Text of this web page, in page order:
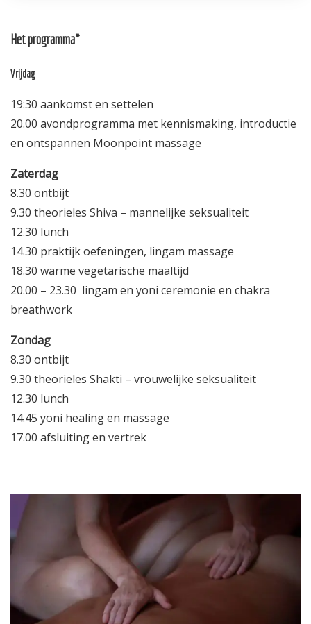
Het programma*
Vrijdag
19:30 aankomst en settelen
20.00 avondprogramma met kennismaking, introductie
en ontspannen Moonpoint massage
Zaterdag
8.30 ontbijt
9.30 theorieles Shiva – mannelijke seksualiteit
12.30 lunch
14.30 praktijk oefeningen, lingam massage
18.30 warme vegetarische maaltijd
20.00 – 23.30 lingam en yoni ceremonie en chakra
breathwork
Zondag
8.30 ontbijt
9.30 theorieles Shakti – vrouwelijke seksualiteit
12.30 lunch
14.45 yoni healing en massage
17.00 afsluiting en vertrek